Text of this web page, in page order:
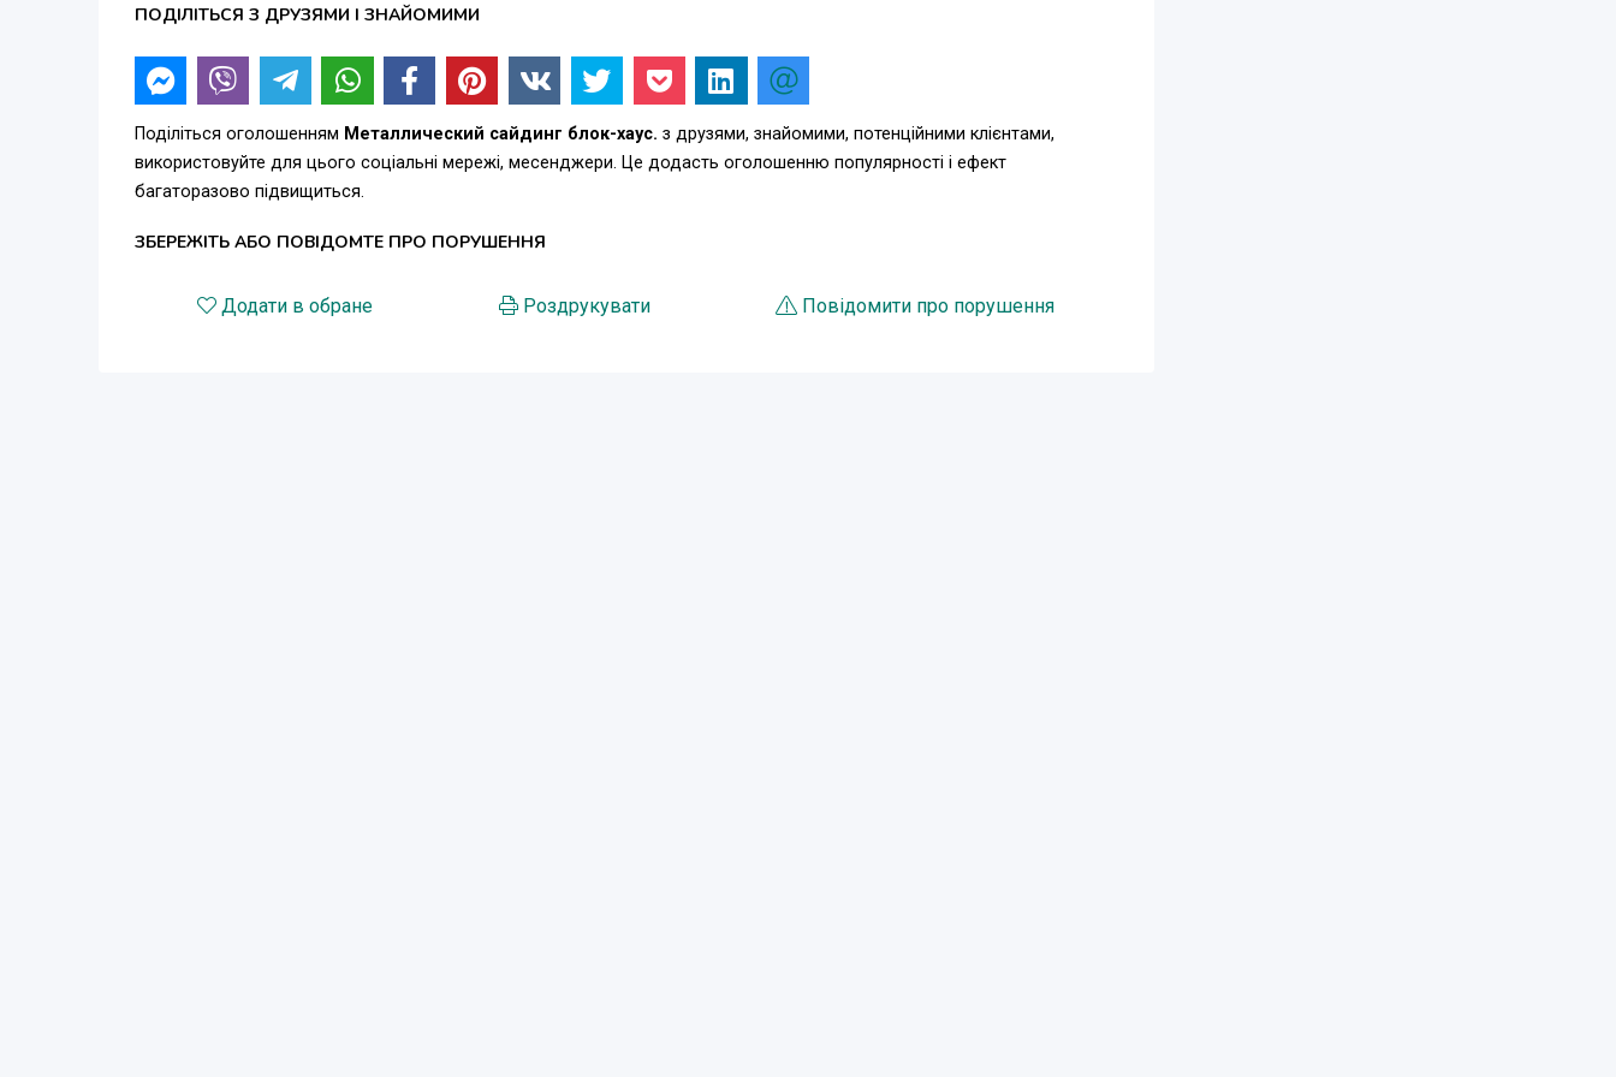
ПОДІЛІТЬСЯ З ДРУЗЯМИ І ЗНАЙОМИМИ
Поділіться оголошенням Металлический сайдинг блок-хаус. з друзями, знайомими, потенційними клієнтами,
використовуйте для цього соціальні мережі, месенджери. Це додасть оголошенню популярності і ефект
багаторазово підвищиться.
ЗБЕРЕЖІТЬ АБО ПОВІДОМТЕ ПРО ПОРУШЕННЯ
Додати в обране Роздрукувати Повідомити про порушення